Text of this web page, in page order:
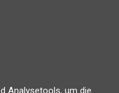
Analysetools, um die